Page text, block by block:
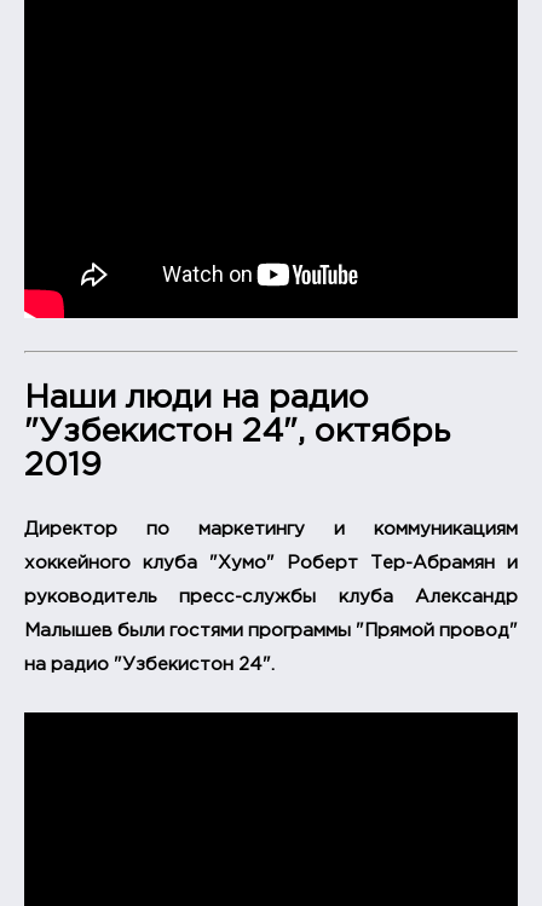
Наши люди на радио
"Узбекистон 24", октябрь
2019
Директор по маркетингу и коммуникациям
хоккейного клуба "Хумо" Роберт Тер-Абрамян и
руководитель пресс-службы клуба Александр
Малышев были гостями программы "Прямой провод"
на радио "Узбекистон 24".